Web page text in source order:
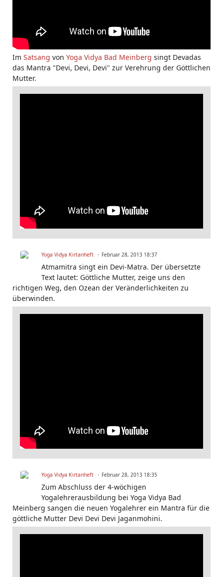
Im Satsang von Yoga Vidya Bad Meinberg singt Devadas
das Mantra "Devi, Devi, Devi" zur Verehrung der Göttlichen
Mutter.
Yoga Vidya Kirtanheft Februar 28, 2013 18:37
Atmamitra singt ein Devi-Matra. Der übersetzte
Text lautet: Göttliche Mutter, zeige uns den
richtigen Weg, den Ozean der Veränderlichkeiten zu
überwinden.
Yoga Vidya Kirtanheft Februar 28, 2013 18:35
Zum Abschluss der 4-wöchigen
Yogalehrerausbildung bei Yoga Vidya Bad
Meinberg sangen die neuen Yogalehrer ein Mantra für die
göttliche Mutter Devi Devi Devi Jaganmohini.